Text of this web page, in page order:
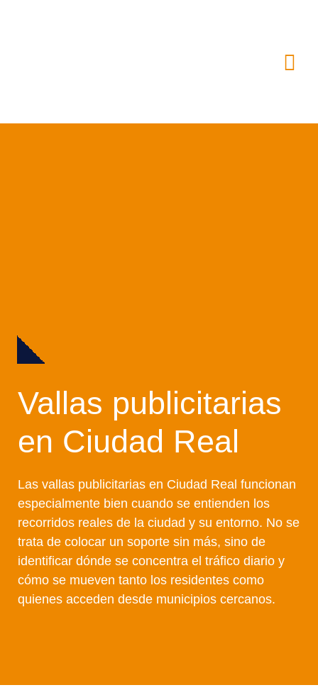
Vallas publicitarias
en Ciudad Real
Las vallas publicitarias en Ciudad Real funcionan
especialmente bien cuando se entienden los
recorridos reales de la ciudad y su entorno. No se
trata de colocar un soporte sin más, sino de
identificar dónde se concentra el tráfico diario y
cómo se mueven tanto los residentes como
quienes acceden desde municipios cercanos.